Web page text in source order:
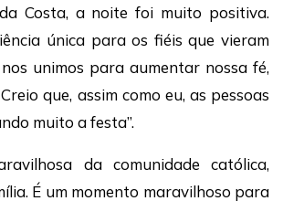
Costa, a noite foi muito positiva.
única para os fiéis que vieram
unimos para aumentar nossa fé,
que, assim como eu, as pessoas
muito a festa”.
da comunidade católica,
É um momento maravilhoso para